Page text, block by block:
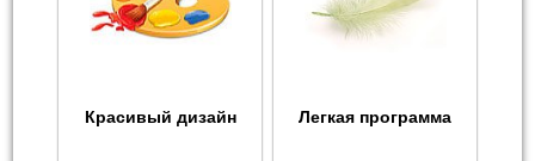
Красивый дизайн Легкая программа